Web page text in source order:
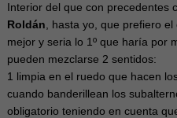
Interior del que con precedentes
Roldán , hasta yo, que prefiero
mejor y seria lo 1º que haría por
pueden mezclarse 2 sentidos:
1 limpia en el ruedo que hacen
cuando banderillean los
obligatorio teniendo en cuenta